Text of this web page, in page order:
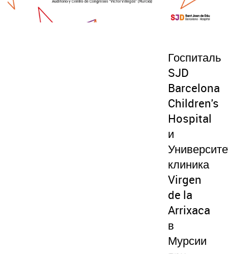
Госпиталь
SJD
Barcelona
Children's
Hospital
и
клиника
Virgen
de la
Arrixaca
в
Мурсии